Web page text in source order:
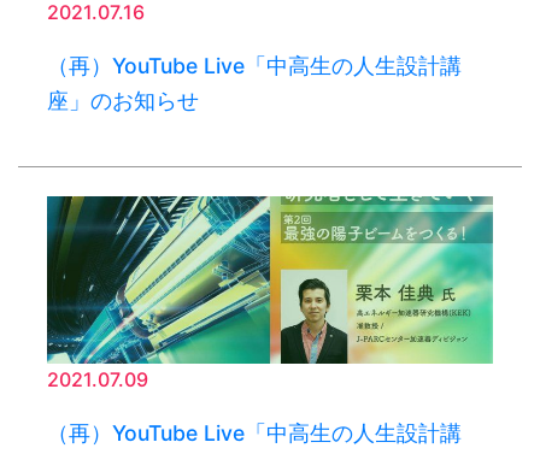
2021.07.16
（再）YouTube Live「中高生の人生設計講
座」のお知らせ
2021.07.09
（再）YouTube Live「中高生の人生設計講